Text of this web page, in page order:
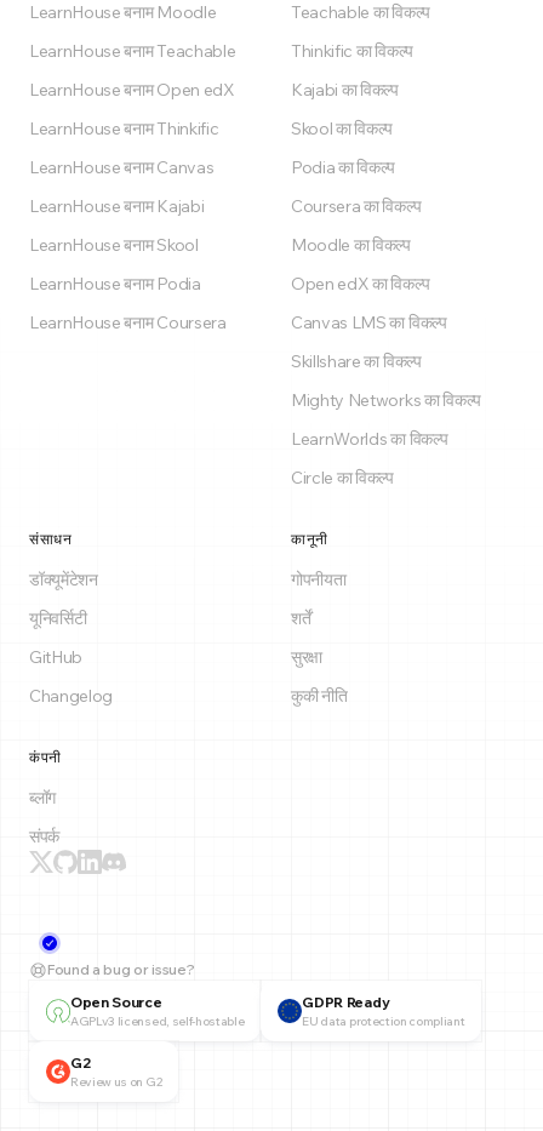
LearnHouse बनाम Moodle
LearnHouse बनाम Teachable
LearnHouse बनाम Open edX
LearnHouse बनाम Thinkific
LearnHouse बनाम Canvas
LearnHouse बनाम Kajabi
LearnHouse बनाम Skool
LearnHouse बनाम Podia
LearnHouse बनाम Coursera
Teachable का विकल्प
Thinkific का विकल्प
Kajabi का विकल्प
Skool का विकल्प
Podia का विकल्प
Coursera का विकल्प
Moodle का विकल्प
Open edX का विकल्प
Canvas LMS का विकल्प
Skillshare का विकल्प
Mighty Networks का विकल्प
LearnWorlds का विकल्प
Circle का विकल्प
संसाधन
डॉक्यूमेंटेशन
यूनिवर्सिटी
GitHub
Changelog
कानूनी
गोपनीयता
शर्तें
सुरक्षा
कुकी नीति
कंपनी
ब्लॉग
संपर्क
Found a bug or issue?
Open Source
AGPLv3 licensed, self-hostable
GDPR Ready
EU data protection compliant
G2
Review us on G2